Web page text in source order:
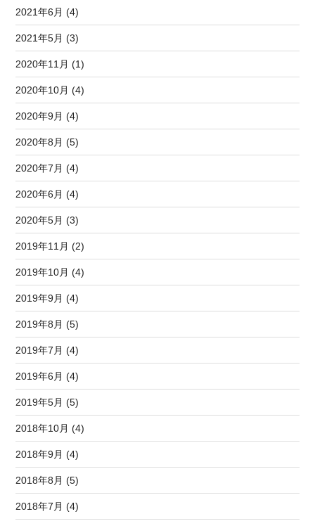
2021年6月 (4)
2021年5月 (3)
2020年11月 (1)
2020年10月 (4)
2020年9月 (4)
2020年8月 (5)
2020年7月 (4)
2020年6月 (4)
2020年5月 (3)
2019年11月 (2)
2019年10月 (4)
2019年9月 (4)
2019年8月 (5)
2019年7月 (4)
2019年6月 (4)
2019年5月 (5)
2018年10月 (4)
2018年9月 (4)
2018年8月 (5)
2018年7月 (4)